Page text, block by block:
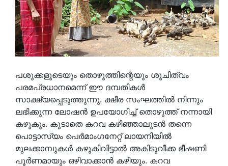
പശുക്കളുടെയും തൊഴുത്തിന്റെയും ശുചിത്വം
പരമപ്രധാനമെന്ന് ഈ ദമ്പതികള്‍
സാക്ഷ്യപ്പെടുത്തുന്നു. ക്ഷീര സംഘത്തില്‍ നിന്നും
ലഭിക്കുന്ന ലോഷന്‍ ഉപയോഗിച്ച് തൊഴുത്ത് നന്നായി
കഴുകും. കൂടാതെ കറവ കഴിഞ്ഞാലുടന്‍ തന്നെ
പൊട്ടാസ്യം പെര്‍മാംഗനേറ്റ് ലായനിയില്‍
മുലക്കാമ്പുകള്‍ കഴുകിവിട്ടാല്‍ അകിടുവീക്ക ഭീഷണി
പൂര്‍ണമായും ഒഴിവാക്കാന്‍ കഴിയും. കറവ